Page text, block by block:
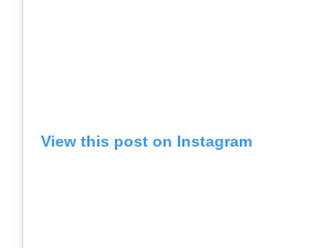
View this post on Instagram